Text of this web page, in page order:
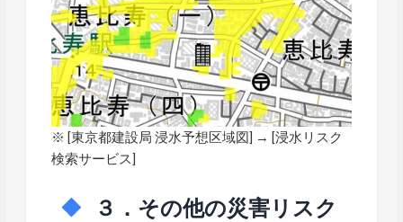
※ [東京都建設局 浸水予想区域図] → [浸水リスク
検索サービス]
３．その他の災害リスク